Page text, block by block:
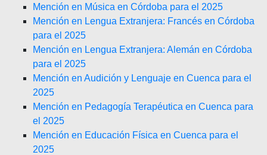
Mención en Música en Córdoba para el 2025
Mención en Lengua Extranjera: Francés en Córdoba
para el 2025
Mención en Lengua Extranjera: Alemán en Córdoba
para el 2025
Mención en Audición y Lenguaje en Cuenca para el
2025
Mención en Pedagogía Terapéutica en Cuenca para
el 2025
Mención en Educación Física en Cuenca para el
2025